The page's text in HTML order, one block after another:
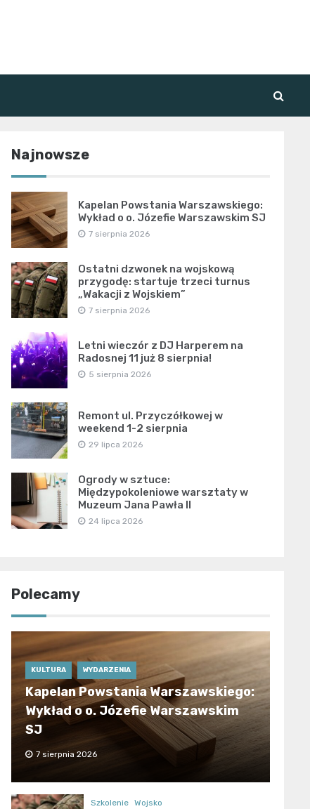
Najnowsze
Kapelan Powstania Warszawskiego:
Wykład o o. Józefie Warszawskim SJ
7 sierpnia 2026
Ostatni dzwonek na wojskową
przygodę: startuje trzeci turnus
„Wakacji z Wojskiem”
7 sierpnia 2026
Letni wieczór z DJ Harperem na
Radosnej 11 już 8 sierpnia!
5 sierpnia 2026
Remont ul. Przyczółkowej w
weekend 1-2 sierpnia
29 lipca 2026
Ogrody w sztuce:
Międzypokoleniowe warsztaty w
Muzeum Jana Pawła II
24 lipca 2026
Polecamy
KULTURA WYDARZENIA
Kapelan Powstania Warszawskiego:
Wykład o o. Józefie Warszawskim
SJ
7 sierpnia 2026
Szkolenie Wojsko